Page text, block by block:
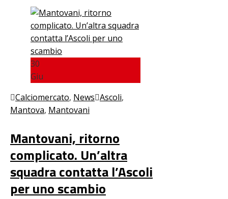
30
Giu
Calciomercato, News Ascoli,
Mantova, Mantovani
Mantovani, ritorno
complicato. Un’altra
squadra contatta l’Ascoli
per uno scambio